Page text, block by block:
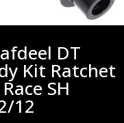
DT
Kit Ratchet
SH
12